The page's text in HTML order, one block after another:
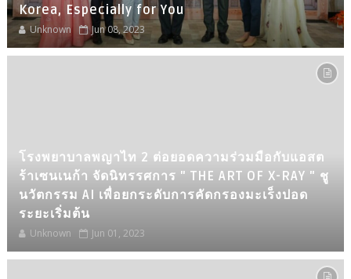
Korea, Especially for You
Unknown Jun 08, 2023
โรงพยาบาลพญาไท 2 ต่อยอดความร่วมมือกับแอสต
ร้าเซนเนก้า จัดนิทรรศการ " THE ART OF X-RAY " ชู
นวัตกรรม AI เพื่อยกระดับการคัดกรองมะเร็งปอด
ระยะเริ่มต้น
Unknown Jun 01, 2023